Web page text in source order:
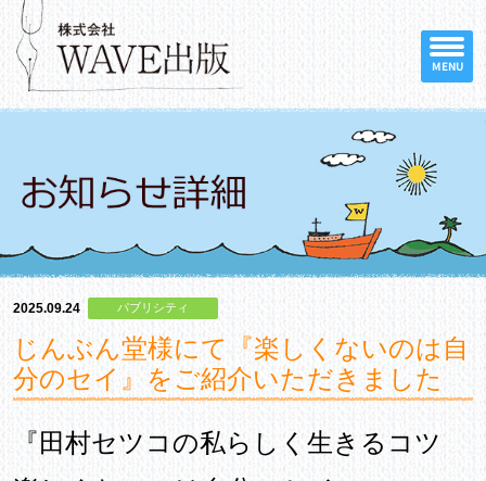
MENU
じんぶん堂様にて『楽しくないのは自
分のセイ』をご紹介いただきました
2025.09.24 パブリシティ
『田村セツコの私らしく生きるコツ